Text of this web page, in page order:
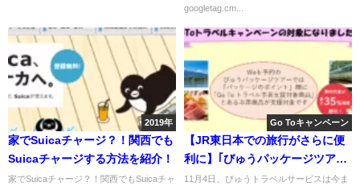
googletag.cm...
2019年
家でSuicaチャージ？！関西でも
Suicaチャージする方法を紹介！
家でSuicaチャージ？！関西でもSuicaチャ
Go Toキャンペーン
【JR東日本での旅行がさらに便
利に】｢びゅうパッケージツア
ー｣のみ対応してたGOTOトラベ
11月4日、びゅうトラベルサービスは今ま